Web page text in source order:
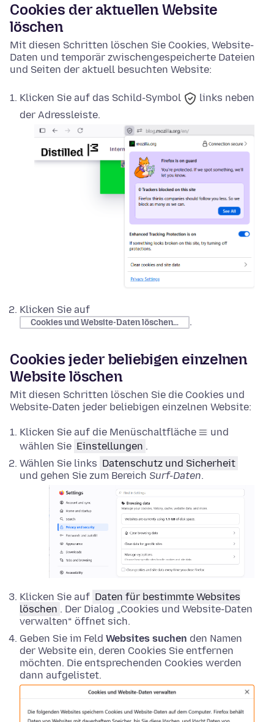
Cookies der aktuellen Website
löschen
Mit diesen Schritten löschen Sie Cookies, Website-
Daten und temporär zwischengespeicherte Dateien
und Seiten der aktuell besuchten Website:
Klicken Sie auf das Schild-Symbol
links neben
der Adressleiste.
Klicken Sie auf
Cookies und Website-Daten löschen… .
Cookies jeder beliebigen einzelnen
Website löschen
Mit diesen Schritten löschen Sie die Cookies und
Website-Daten jeder beliebigen einzelnen Website:
Klicken Sie auf die Menüschaltfläche
und
wählen Sie Einstellungen .
Wählen Sie links Datenschutz und Sicherheit
und gehen Sie zum Bereich Surf-Daten.
Klicken Sie auf Daten für bestimmte Websites
löschen . Der Dialog „Cookies und Website-Daten
verwalten“ öffnet sich.
Geben Sie im Feld Websites suchen den Namen
der Website ein, deren Cookies Sie entfernen
möchten. Die entsprechenden Cookies werden
dann aufgelistet.